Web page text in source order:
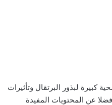
لبذور البرتقال وتأثيرات
عن المحتويات المفيدة